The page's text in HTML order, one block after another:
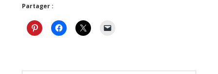
petites
fleurs
Partager :